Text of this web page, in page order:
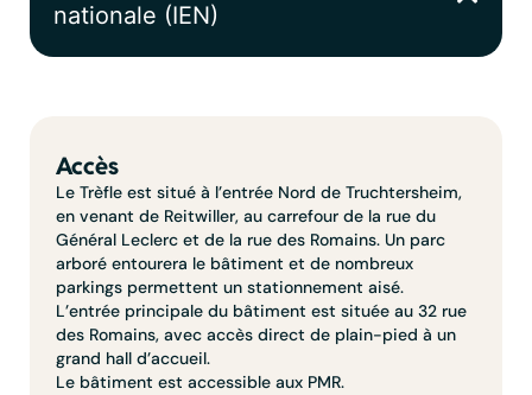
nationale (IEN)
Accès
Le Trèfle est situé à l’entrée Nord de Truchtersheim,
en venant de Reitwiller, au carrefour de la rue du
Général Leclerc et de la rue des Romains. Un parc
arboré entourera le bâtiment et de nombreux
parkings permettent un stationnement aisé.
L’entrée principale du bâtiment est située au 32 rue
des Romains, avec accès direct de plain-pied à un
grand hall d’accueil.
Le bâtiment est accessible aux PMR.